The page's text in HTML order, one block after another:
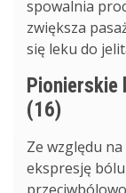
spowalnia
zwiększa
się leku do
Pionierskie
(16)
Ze względu
ekspresję